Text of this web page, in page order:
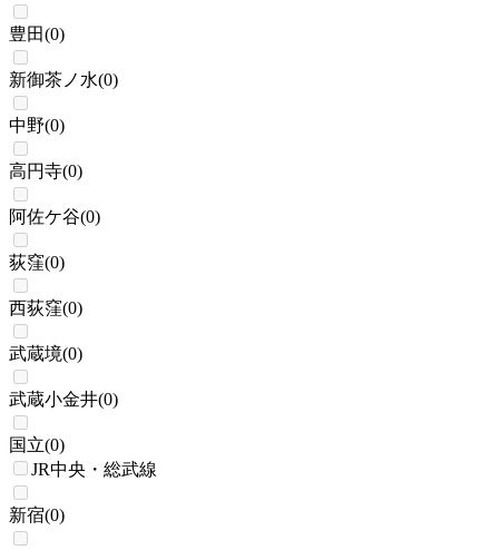
豊田(0)
新御茶ノ水(0)
中野(0)
高円寺(0)
阿佐ケ谷(0)
荻窪(0)
西荻窪(0)
武蔵境(0)
武蔵小金井(0)
国立(0)
JR中央・総武線
新宿(0)